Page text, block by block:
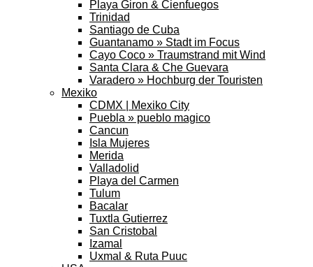
Playa Giron & Cienfuegos
Trinidad
Santiago de Cuba
Guantanamo » Stadt im Focus
Cayo Coco » Traumstrand mit Wind
Santa Clara & Che Guevara
Varadero » Hochburg der Touristen
Mexiko
CDMX | Mexiko City
Puebla » pueblo magico
Cancun
Isla Mujeres
Merida
Valladolid
Playa del Carmen
Tulum
Bacalar
Tuxtla Gutierrez
San Cristobal
Izamal
Uxmal & Ruta Puuc